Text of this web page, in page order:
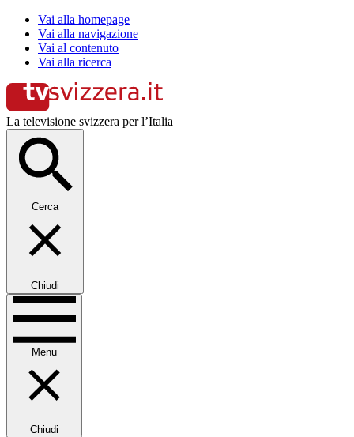
Vai alla homepage
Vai alla navigazione
Vai al contenuto
Vai alla ricerca
La televisione svizzera per l’Italia
Cerca
Chiudi
Menu
Chiudi